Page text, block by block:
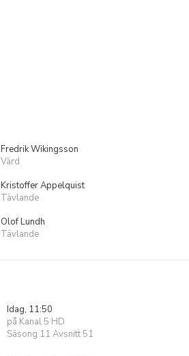
Fredrik Wikingsson
Värd
Kristoffer Appelquist
Tävlande
Olof Lundh
Tävlande
Idag, 11:50
på Kanal 5 HD
Säsong 11 Avsnitt 51